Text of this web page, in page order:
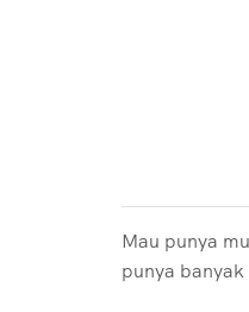
Mau punya
punya